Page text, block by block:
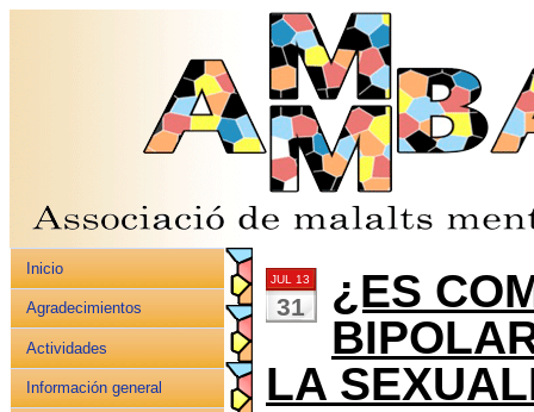
Inicio
Agradecimientos
Actividades
Información general
JUL 13
31
¿ES
LA